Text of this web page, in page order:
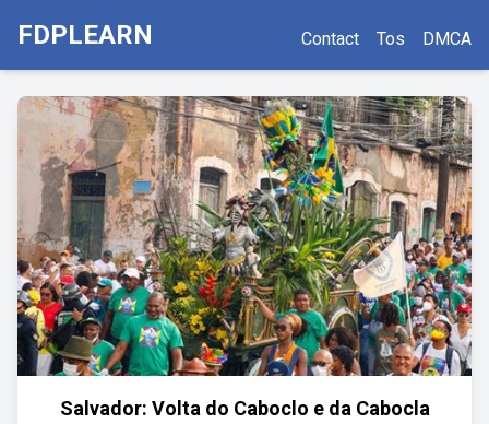
FDPLEARN Contact Tos DMCA
Salvador: Volta do Caboclo e da Cabocla